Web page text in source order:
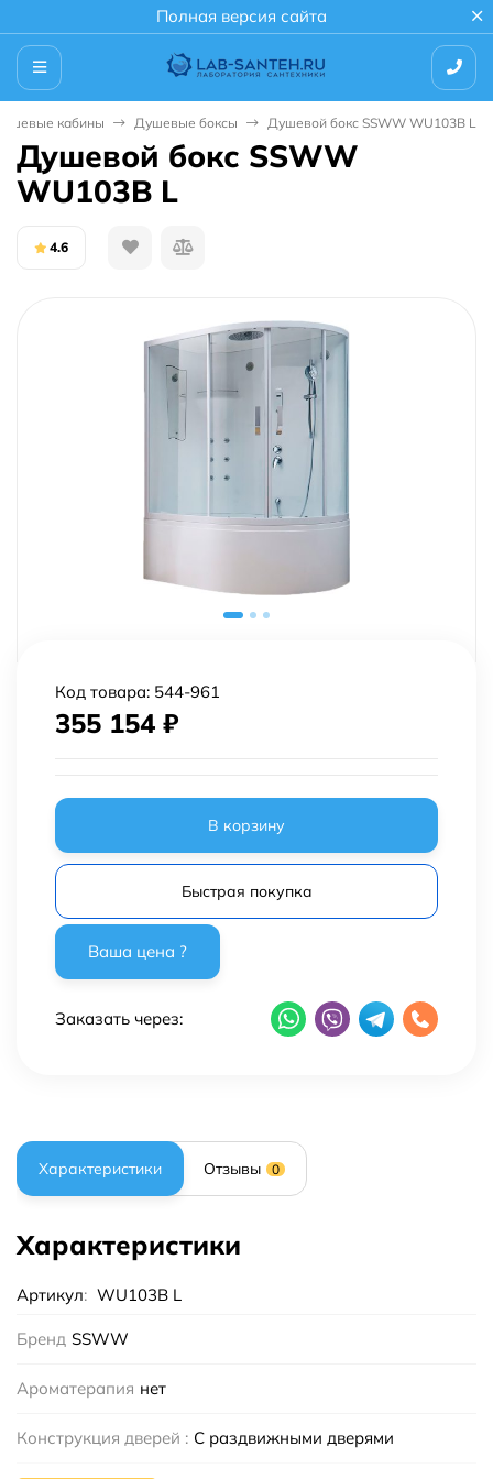
Полная версия сайта
кабины Душевые боксы Душевой бокс SSWW WU103B L
Душевой бокс SSWW
WU103B L
4.6
Код товара: 544-961
355 154 ₽
В корзину
Быстрая покупка
Заказать через:
Характеристики Отзывы 0
Характеристики
Артикул: WU103B L
Бренд SSWW
Ароматерапия нет
Конструкция дверей : С раздвижными дверями